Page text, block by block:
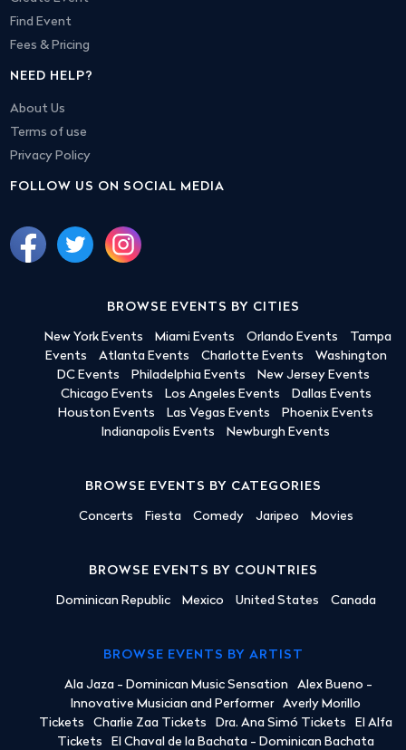
Find Event
Fees & Pricing
NEED HELP?
About Us
Terms of use
Privacy Policy
FOLLOW US ON SOCIAL MEDIA
BROWSE EVENTS BY CITIES
New York Events Miami Events Orlando Events
Tampa
Events
Atlanta Events Charlotte Events
Washington
DC Events
Philadelphia Events
New Jersey Events
Chicago Events
Los Angeles Events
Dallas Events
Houston Events
Las Vegas Events
Phoenix Events
Indianapolis Events
Newburgh Events
BROWSE EVENTS BY CATEGORIES
Concerts Fiesta Comedy Jaripeo Movies
BROWSE EVENTS BY COUNTRIES
Dominican Republic Mexico United States Canada
BROWSE EVENTS BY ARTIST
Ala Jaza - Dominican Music Sensation
Alex Bueno -
Innovative Musician and Performer
Averly Morillo
Tickets
Charlie Zaa Tickets Dra. Ana Simó Tickets
El Alfa
Tickets
El Chaval de la Bachata - Dominican Bachata